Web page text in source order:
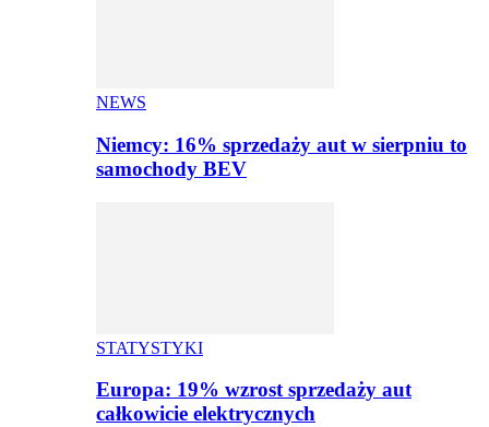
NEWS
Niemcy: 16% sprzedaży aut w sierpniu to
samochody BEV
STATYSTYKI
Europa: 19% wzrost sprzedaży aut
całkowicie elektrycznych